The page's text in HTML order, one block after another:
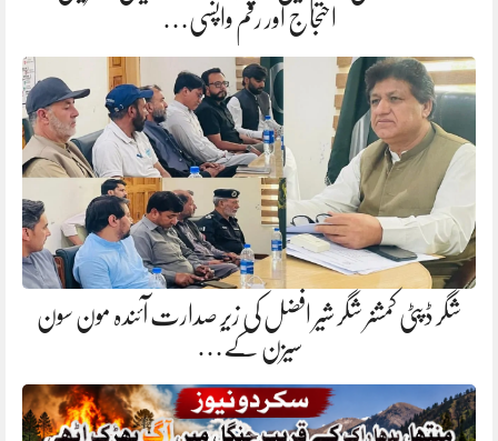
احتجاج اور رقم واپسی…
شگر ڈپٹی کمشنر شگر شیر افضل کی زیرِ صدارت آئندہ مون سون
سیزن کے…